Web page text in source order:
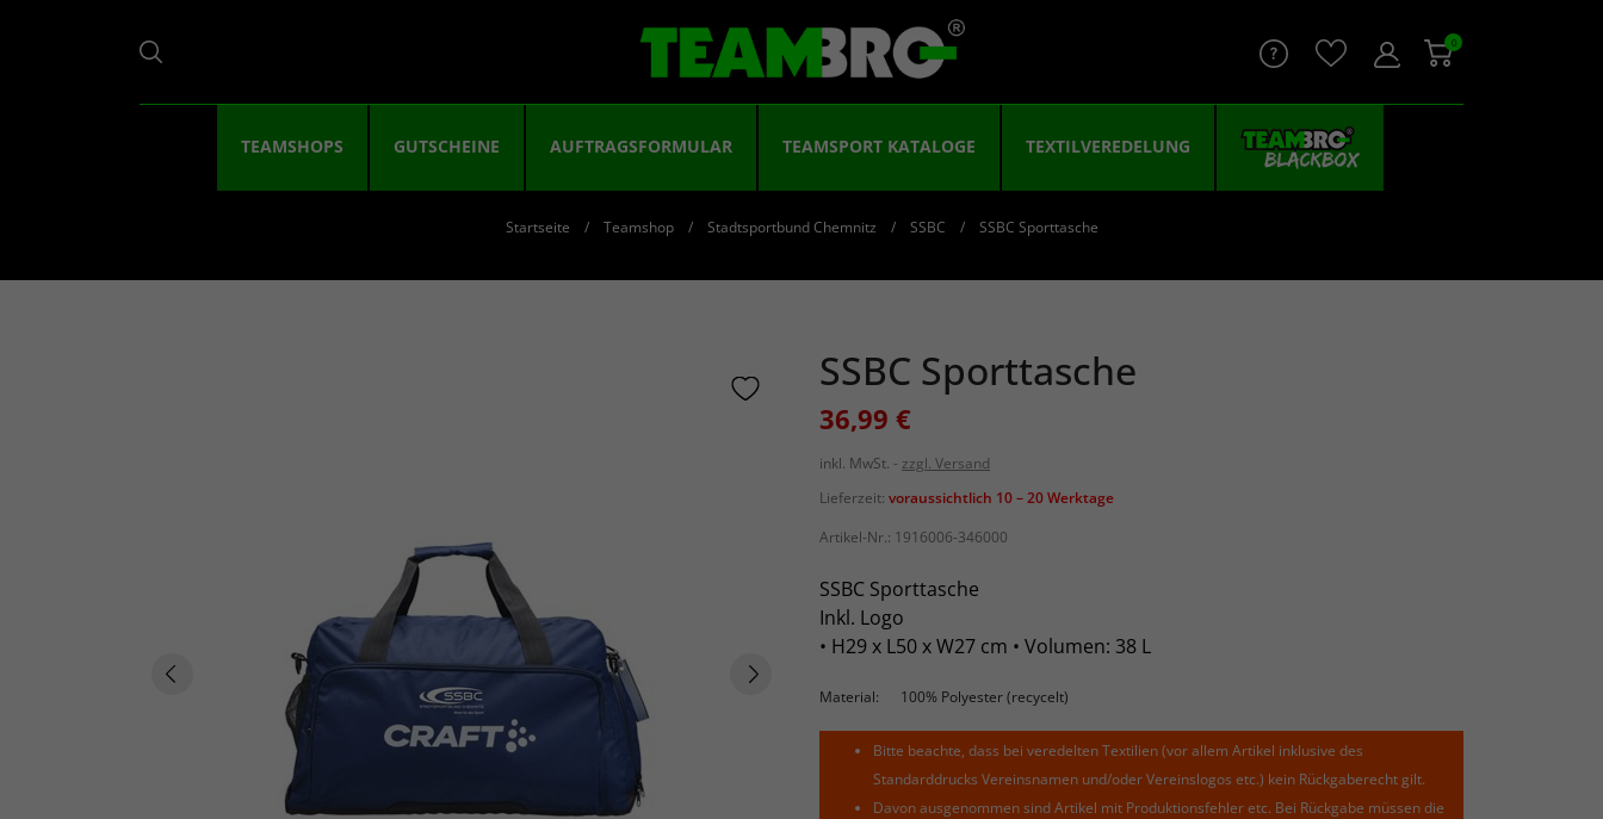
0
TEAMSHOPS GUTSCHEINE AUFTRAGSFORMULAR TEAMSPORT KATALOGE TEXTILVEREDELUNG
Startseite Teamshop Stadtsportbund Chemnitz SSBC SSBC Sporttasche
SSBC Sporttasche
36,99 €
inkl. MwSt.
zzgl. Versand
Lieferzeit: voraussichtlich 10 – 20 Werktage
Artikel-Nr.: 1916006-346000
SSBC Sporttasche
Inkl. Logo
• H29 x L50 x W27 cm • Volumen: 38 L
Material: 100% Polyester (recycelt)
Bitte beachte, dass bei veredelten Textilien (vor allem Artikel inklusive des
Standarddrucks Vereinsnamen und/oder Vereinslogos etc.) kein Rückgaberecht gilt.
Davon ausgenommen sind Artikel mit Produktionsfehler etc. Bei Rückgabe müssen die